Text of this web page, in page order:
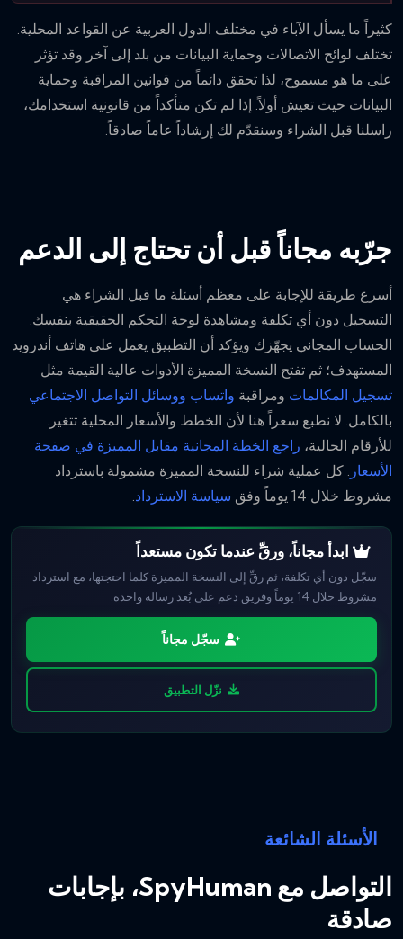
كثيراً ما يسأل الآباء في مختلف الدول العربية عن القواعد المحلية.
تختلف لوائح الاتصالات وحماية البيانات من بلد إلى آخر وقد تؤثر
على ما هو مسموح، لذا تحقق دائماً من قوانين المراقبة وحماية
البيانات حيث تعيش أولاً. إذا لم تكن متأكداً من قانونية استخدامك،
راسلنا قبل الشراء وسنقدّم لك إرشاداً عاماً صادقاً.
جرّبه مجاناً قبل أن تحتاج إلى الدعم
أسرع طريقة للإجابة على معظم أسئلة ما قبل الشراء هي
التسجيل دون أي تكلفة ومشاهدة لوحة التحكم الحقيقية بنفسك.
الحساب المجاني يجهّزك ويؤكد أن التطبيق يعمل على هاتف أندرويد
المستهدف؛ ثم تفتح النسخة المميزة الأدوات عالية القيمة مثل
تسجيل المكالمات ومراقبة واتساب ووسائل التواصل الاجتماعي
بالكامل. لا نطبع سعراً هنا لأن الخطط والأسعار المحلية تتغير.
للأرقام الحالية، راجع الخطة المجانية مقابل المميزة في صفحة
الأسعار . كل عملية شراء للنسخة المميزة مشمولة باسترداد
مشروط خلال 14 يوماً وفق
سياسة الاسترداد
ابدأ مجاناً، ورقِّ عندما تكون مستعداً
سجّل دون أي تكلفة، ثم رقِّ إلى النسخة المميزة كلما احتجتها، مع استرداد
مشروط خلال 14 يوماً وفريق دعم على بُعد رسالة واحدة.
سجّل مجاناً
نزّل التطبيق
الأسئلة الشائعة
التواصل مع SpyHuman، بإجابات
صادقة